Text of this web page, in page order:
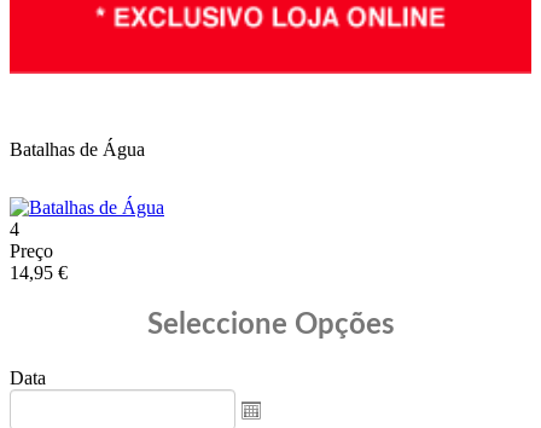
Batalhas de Água
4
Preço
14,95 €
Seleccione Opções
Data